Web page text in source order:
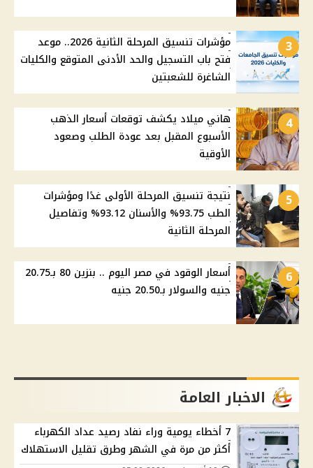
3
مؤشرات تنسيق المرحلة الثانية 2026.. موعد
فتح باب التسجيل والحد الأدنى المتوقع والكليات
الشاغرة للشعبتين
4
هاني ميلاد يكشف توقعات أسعار الذهب
الأسبوع المقبل بعد عودة الطلب وصعود
الأوقية
5
نتيجة تنسيق المرحلة الأولى غدًا ومؤشرات
الطب 93.75% والأسنان 93.12% وتفاصيل
المرحلة الثانية
6
أسعار الوقود في مصر اليوم .. بنزين 80 بـ20.75
جنيه والسولار بـ20.50 جنيه
الاخبار العامة
7 أخطاء يومية وراء نفاد رصيد عداد الكهرباء
أكثر من مرة في الشهر وطرق تقليل الاستهلاك